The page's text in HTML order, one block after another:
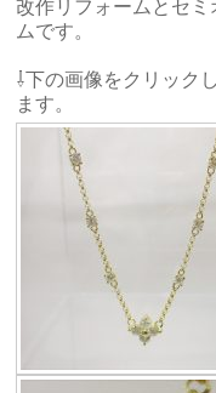
改作リフォームとセ
ムです。
⇩下の画像をクリック
ます。